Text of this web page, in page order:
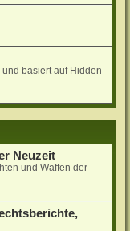
basiert auf Hidden
Neuzeit
und Waffen der